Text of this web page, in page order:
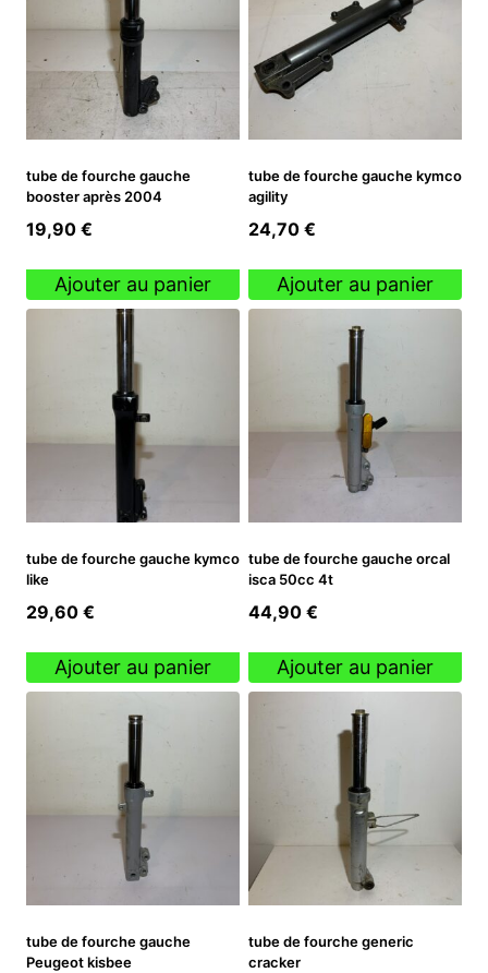
tube de fourche gauche
booster après 2004
19,90 €
Ajouter au panier
tube de fourche gauche kymco
agility
24,70 €
Ajouter au panier
tube de fourche gauche kymco
like
29,60 €
Ajouter au panier
tube de fourche gauche orcal
isca 50cc 4t
44,90 €
Ajouter au panier
tube de fourche gauche
Peugeot kisbee
tube de fourche generic
cracker